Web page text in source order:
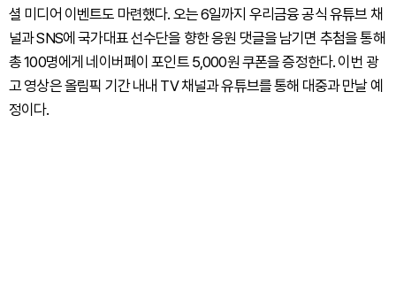
셜 미디어 이벤트도 마련했다. 오는 6일까지 우리금융 공식 유튜브 채
널과 SNS에 국가대표 선수단을 향한 응원 댓글을 남기면 추첨을 통해
총 100명에게 네이버페이 포인트 5,000원 쿠폰을 증정한다. 이번 광
고 영상은 올림픽 기간 내내 TV 채널과 유튜브를 통해 대중과 만날 예
정이다.